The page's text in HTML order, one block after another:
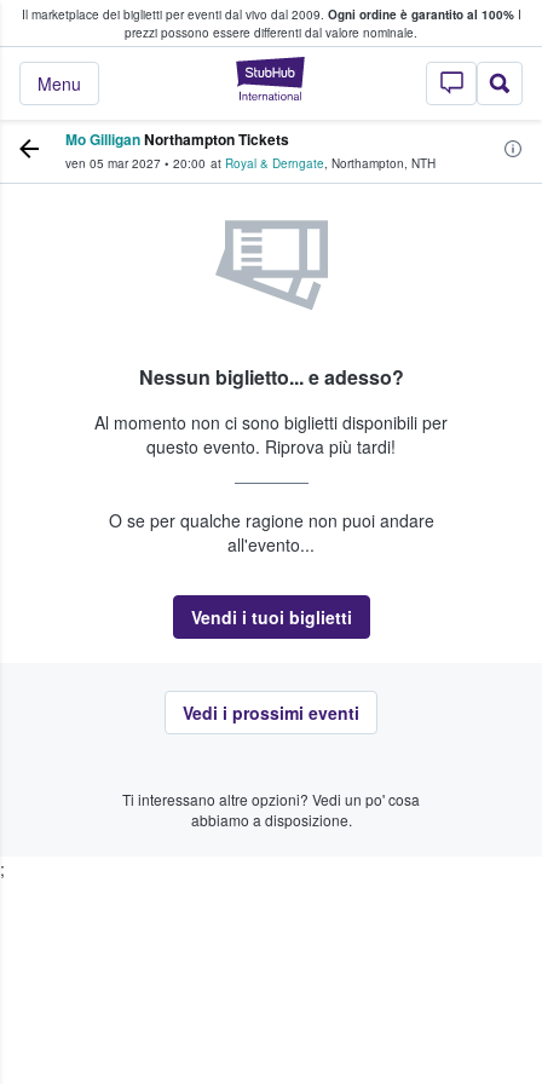
Il marketplace dei biglietti per eventi dal vivo dal 2009. Ogni ordine è garantito al 100%I
prezzi possono essere differenti dal valore nominale.
StubHub - Dove
Menu
fan comprano e vendono biglietti
Mo GilliganNorthampton Tickets
ven 05 mar 2027 • 20:00 at Royal & Derngate, Northampton, NTH
Nessun biglietto... e adesso?
Al momento non ci sono biglietti disponibili per
questo evento. Riprova più tardi!
O se per qualche ragione non puoi andare
all'evento...
Vendi i tuoi biglietti
Vedi i prossimi eventi
Ti interessano altre opzioni? Vedi un po' cosa
abbiamo a disposizione.
;